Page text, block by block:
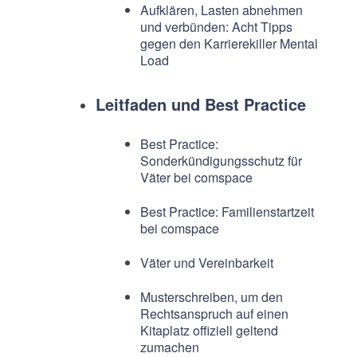
Aufklären, Lasten abnehmen
und verbünden: Acht Tipps
gegen den Karrierekiller Mental
Load
Leitfaden und Best Practice
Best Practice:
Sonderkündigungsschutz für
Väter bei comspace
Best Practice: Familienstartzeit
bei comspace
Väter und Vereinbarkeit
Musterschreiben, um den
Rechtsanspruch auf einen
Kitaplatz offiziell geltend
zumachen